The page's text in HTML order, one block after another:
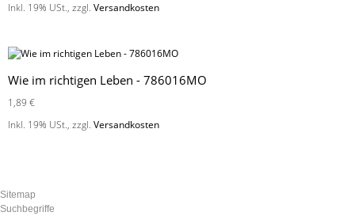
Inkl. 19% USt., zzgl. Versandkosten
Wie im richtigen Leben - 786016MO
1,89 €
Inkl. 19% USt., zzgl. Versandkosten
Sitemap
Suchbegriffe